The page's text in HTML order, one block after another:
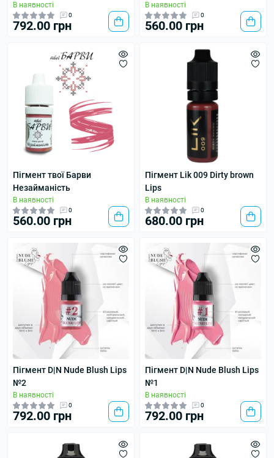
В наявності
0
792.00 грн
В наявності
0
560.00 грн
Пігмент твої Барви
Незайманість
В наявності
0
560.00 грн
Пігмент Lik 009 Dirty brown
Lips
В наявності
0
680.00 грн
Пігмент D|N Nude Blush Lips
№2
В наявності
0
792.00 грн
Пігмент D|N Nude Blush Lips
№1
В наявності
0
792.00 грн